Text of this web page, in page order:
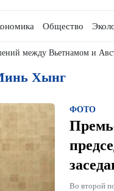
Общество
сессии
Хынг
ФОТО
Во второй